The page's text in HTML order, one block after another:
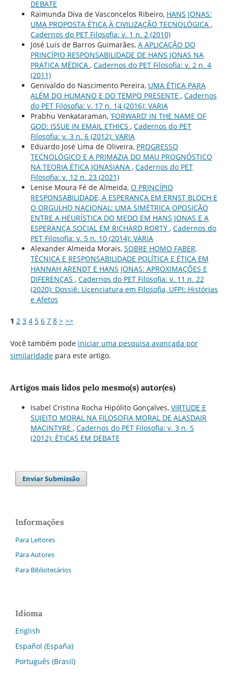
DEBATE
Raimunda Diva de Vasconcelos Ribeiro, HANS JONAS:
UMA PROPOSTA ÉTICA À CIVILIZAÇÃO TECNOLÓGICA ,
Cadernos do PET Filosofia: v. 1 n. 2 (2010)
José Luis de Barros Guimarães, A APLICAÇÃO DO
PRINCÍPIO RESPONSABILIDADE DE HANS JONAS NA
PRÁTICA MÉDICA , Cadernos do PET Filosofia: v. 2 n. 4
(2011)
Genivaldo do Nascimento Pereira, UMA ÉTICA PARA
ALÉM DO HUMANO E DO TEMPO PRESENTE , Cadernos
do PET Filosofia: v. 17 n. 14 (2016): VARIA
Prabhu Venkataraman, ‘FORWARD’ IN THE NAME OF
GOD: ISSUE IN EMAIL ETHICS , Cadernos do PET
Filosofia: v. 3 n. 6 (2012): VARIA
Eduardo José Lima de Oliveira, PROGRESSO
TECNOLÓGICO E A PRIMAZIA DO MAU PROGNÓSTICO
NA TEORIA ÉTICA JONASIANA , Cadernos do PET
Filosofia: v. 12 n. 23 (2021)
Lenise Moura Fé de Almeida, O PRINCÍPIO
RESPONSABILIDADE, A ESPERANÇA EM ERNST BLOCH E
O ORGULHO NACIONAL: UMA SIMÉTRICA OPOSIÇÃO
ENTRE A HEURÍSTICA DO MEDO EM HANS JONAS E A
ESPERANÇA SOCIAL EM RICHARD RORTY , Cadernos do
PET Filosofia: v. 5 n. 10 (2014): VARIA
Alexander Almeida Morais, SOBRE HOMO FABER,
TÉCNICA E RESPONSABILIDADE POLÍTICA E ÉTICA EM
HANNAH ARENDT E HANS JONAS: APROXIMAÇÕES E
DIFERENÇAS , Cadernos do PET Filosofia: v. 11 n. 22
(2020): Dossiê: Licenciatura em Filosofia, UFPI: Histórias
e Afetos
1 2 3 4 5 6 7 8 > >>
Você também pode iniciar uma pesquisa avançada por
similaridadepara este artigo.
Artigos mais lidos pelo mesmo(s) autor(es)
Isabel Cristina Rocha Hipólito Gonçalves, VIRTUDE E
SUJEITO MORAL NA FILOSOFIA MORAL DE ALASDAIR
MACINTYRE , Cadernos do PET Filosofia: v. 3 n. 5
(2012): ÉTICAS EM DEBATE
Enviar Submissão
Informações
Para Leitores
Para Autores
Para Bibliotecários
Idioma
English
Español (España)
Português (Brasil)